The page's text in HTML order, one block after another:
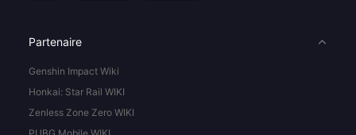
Partenaire
Genshin Impact Wiki
Honkai: Star Rail WIKI
Zenless Zone Zero WIKI